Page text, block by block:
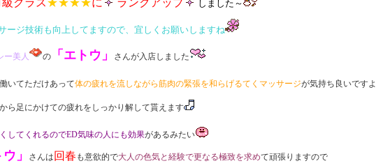
クラス★★★★に ランクアップ しました～
ージ技術も向上してますので、宜しくお願いしますね
ー美人 の 「エトウ」 さんが入店しました
いてただけあって体の疲れを流しながら筋肉の緊張を和らげるてくマッサージが気持ち良いですよ
ら足にかけての疲れをしっかり解して貰えます
してくれるのでED気味の人にも効果があるみたい
」 さんは 回春 も意欲的で大人の色気と経験で更なる極致を求めて頑張りますので